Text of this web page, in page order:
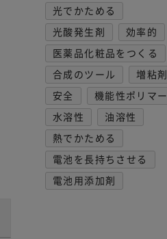
光でかためる
光酸発生剤
効率的
医薬品化粧品をつくる
合成のツール
増粘剤
安全
機能性ポリマー
水溶性
油溶性
熱でかためる
電池を長持ちさせる
電池用添加剤